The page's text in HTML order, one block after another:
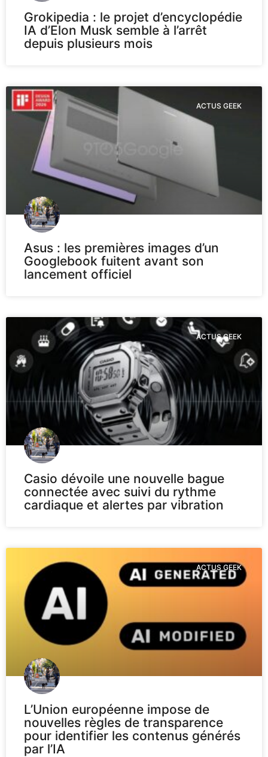
Grokipedia : le projet d’encyclopédie
IA d’Elon Musk semble à l’arrêt
depuis plusieurs mois
ACTUS GEEK
Asus : les premières images d’un
Googlebook fuitent avant son
lancement officiel
ACTUS GEEK
Casio dévoile une nouvelle bague
connectée avec suivi du rythme
cardiaque et alertes par vibration
ACTUS GEEK
L’Union européenne impose de
nouvelles règles de transparence
pour identifier les contenus générés
par l’IA